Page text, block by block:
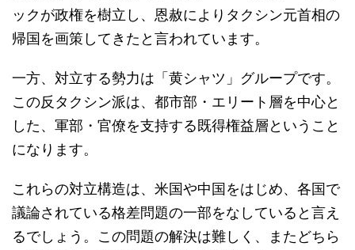
ックが政権を樹立し、恩赦によりタクシン元首相の
帰国を画策してきたと言われています。
一方、対立する勢力は「黄シャツ」グループです。
この反タクシン派は、都市部・エリート層を中心と
した、軍部・官僚を支持する既得権益層ということ
になります。
これらの対立構造は、米国や中国をはじめ、各国で
議論されている格差問題の一部をなしていると言え
るでしょう。この問題の解決は難しく、またどちら